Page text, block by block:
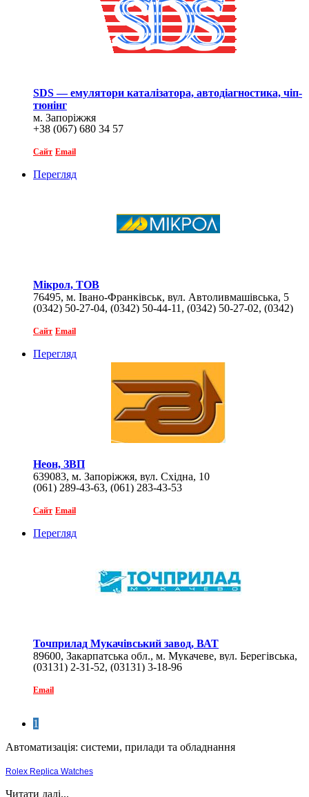
SDS — емулятори каталізатора, автодіагностика, чіп-
тюнінг
м. Запоріжжя
+38 (067) 680 34 57
Сайт Email
Перегляд
Мікрол, ТОВ
76495, м. Івано-Франківськ, вул. Автоливмашівська, 5
(0342) 50-27-04, (0342) 50-44-11, (0342) 50-27-02, (0342)
Сайт Email
Перегляд
Неон, ЗВП
639083, м. Запоріжжя, вул. Східна, 10
(061) 289-43-63, (061) 283-43-53
Сайт Email
Перегляд
Точприлад Мукачівський завод, ВАТ
89600, Закарпатська обл., м. Мукачеве, вул. Берегівська,
110
(03131) 2-31-52, (03131) 3-18-96
Email
1
Автоматизація: системи, прилади та обладнання
Rolex Replica Watches
Читати далі...